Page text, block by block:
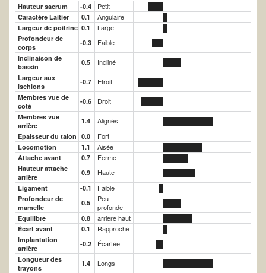
Hauteur sacrum -0.4 Petit
Caractère Laitier 0.1 Angulaire
Largeur de poitrine 0.1 Large
Profondeur de
corps
-0.3 Faible
Inclinaison de
bassin
0.5 Incliné
Largeur aux
ischions
-0.7 Etroit
Membres vue de
côté
-0.6 Droit
Membres vue
arrière
1.4 Alignés
Epaisseur du talon 0.0 Fort
Locomotion 1.1 Aisée
Attache avant 0.7 Ferme
Hauteur attache
arrière
0.9 Haute
Ligament -0.1 Faible
Profondeur de
mamelle
0.5
Peu
profonde
Equilibre 0.8 arriere haut
Écart avant 0.1 Rapproché
Implantation
arrière
-0.2 Écartée
Longueur des
trayons
1.4 Longs